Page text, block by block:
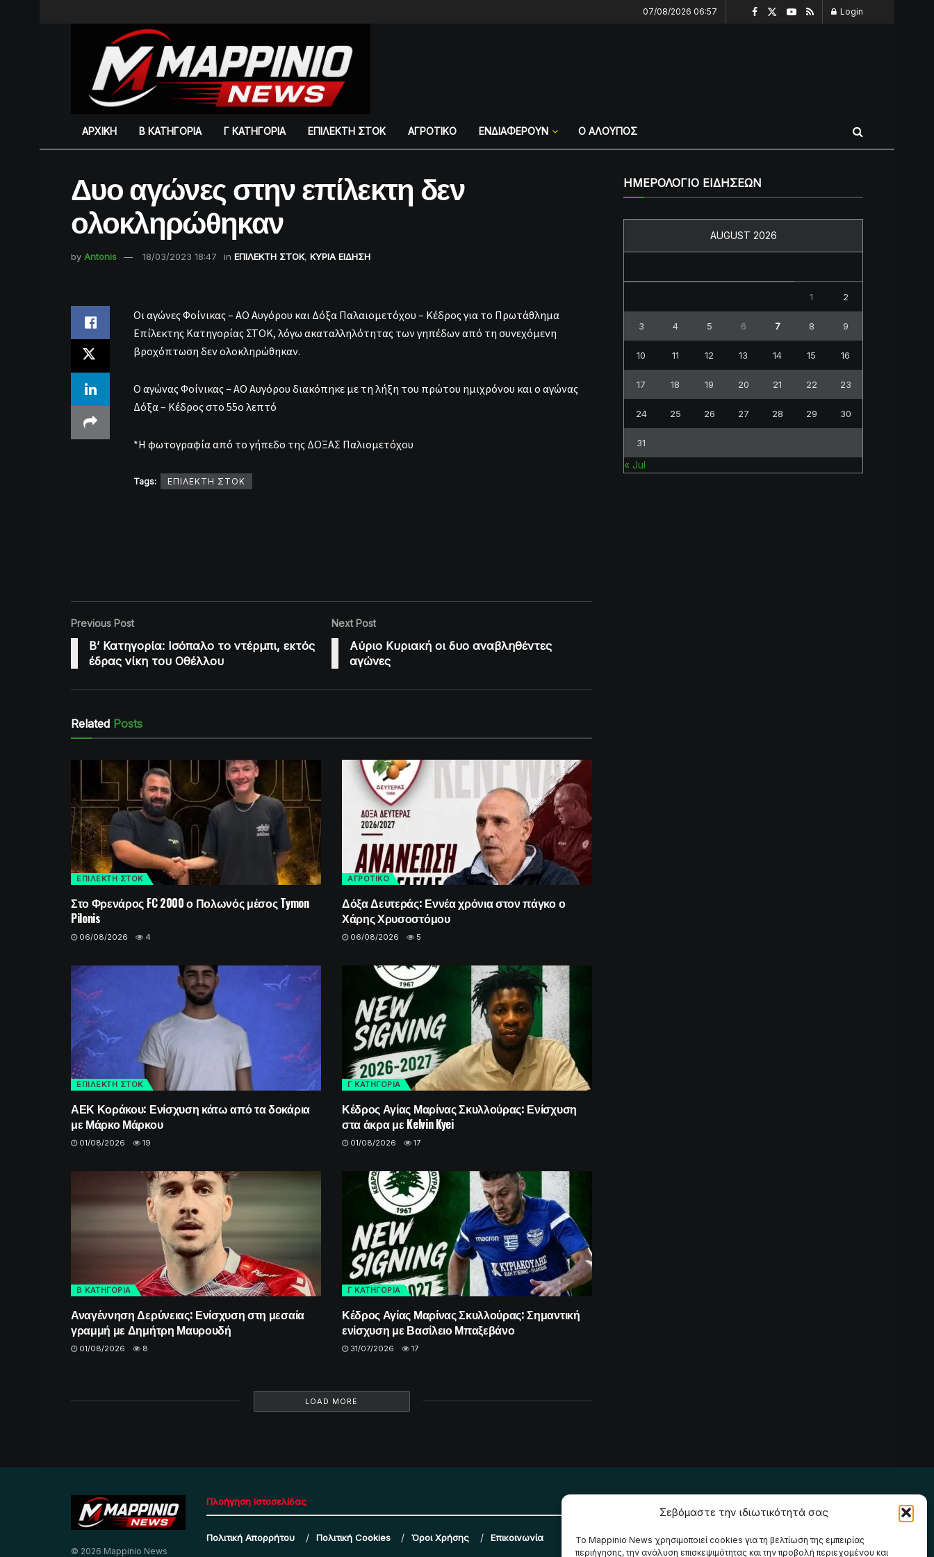
Σεβόμαστε την ιδιωτικότητά σας
Το Mappinio News χρησιμοποιεί cookies για τη βελτίωση της εμπειρίας
περιήγησης, την ανάλυση επισκεψιμότητας και την προβολή περιεχομένου και
07/08/2026 06:57 Login
ΑΡΧΙΚΗ Β ΚΑΤΗΓΟΡΙΑ Γ ΚΑΤΗΓΟΡΙΑ ΕΠΙΛΕΚΤΗ ΣΤΟΚ ΑΓΡΟΤΙΚΟ ΕΝΔΙΑΦΕΡΟΥΝ Ο ΑΛΟΥΠΟΣ
Δυο αγώνες στην επίλεκτη δεν
ολοκληρώθηκαν
by Antonis 18/03/2023 18:47 in ΕΠΙΛΕΚΤΗ ΣΤΟΚ, ΚΥΡΙΑ ΕΙΔΗΣΗ
Οι αγώνες Φοίνικας – ΑΟ Αυγόρου και Δόξα Παλαιομετόχου – Κέδρος για το Πρωτάθλημα
Επίλεκτης Κατηγορίας ΣΤΟΚ, λόγω ακαταλληλότητας των γηπέδων από τη συνεχόμενη
βροχόπτωση δεν ολοκληρώθηκαν.
Ο αγώνας Φοίνικας – ΑΟ Αυγόρου διακόπηκε με τη λήξη του πρώτου ημιχρόνου και ο αγώνας
Δόξα – Κέδρος στο 55ο λεπτό
*Η φωτογραφία από το γήπεδο της ΔΟΞΑΣ Παλιομετόχου
Tags: ΕΠΙΛΕΚΤΗ ΣΤΟΚ
Previous Post
Β’ Κατηγορία: Ισόπαλο το ντέρμπι, εκτός
έδρας νίκη του Οθέλλου
Next Post
Αύριο Κυριακή οι δυο αναβληθέντες
αγώνες
Related Posts
ΕΠΙΛΕΚΤΗ ΣΤΟΚ
Στο Φρενάρος FC 2000 ο Πολωνός μέσος Tymon
Pilonis
06/08/2026 4
ΑΓΡΟΤΙΚΟ
Δόξα Δευτεράς: Εννέα χρόνια στον πάγκο ο
Χάρης Χρυσοστόμου
06/08/2026 5
ΕΠΙΛΕΚΤΗ ΣΤΟΚ
ΑΕΚ Κοράκου: Ενίσχυση κάτω από τα δοκάρια
με Μάρκο Μάρκου
01/08/2026 19
Γ ΚΑΤΗΓΟΡΙΑ
Κέδρος Αγίας Μαρίνας Σκυλλούρας: Ενίσχυση
στα άκρα με Kelvin Kyei
01/08/2026 17
Β ΚΑΤΗΓΟΡΙΑ
Αναγέννηση Δερύνειας: Ενίσχυση στη μεσαία
γραμμή με Δημήτρη Μαυρουδή
01/08/2026 8
Γ ΚΑΤΗΓΟΡΙΑ
Κέδρος Αγίας Μαρίνας Σκυλλούρας: Σημαντική
ενίσχυση με Βασίλειο Μπαξεβάνο
31/07/2026 17
LOAD MORE
ΗΜΕΡΟΛΟΓΙΟ ΕΙΔΗΣΕΩΝ
AUGUST 2026
1 2
3 4 5 6 7 8 9
10 11 12 13 14 15 16
17 18 19 20 21 22 23
24 25 26 27 28 29 30
31
« Jul
© 2026 Mappinio News
Πλοήγηση Ιστοσελίδας
Πολιτική Απορρήτου Πολιτική Cookies Όροι Χρήσης Επικοινωνία